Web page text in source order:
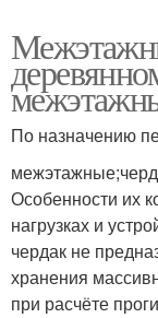
По назначению
Особенности их
нагрузках и
чердак не
хранения
при расчёте